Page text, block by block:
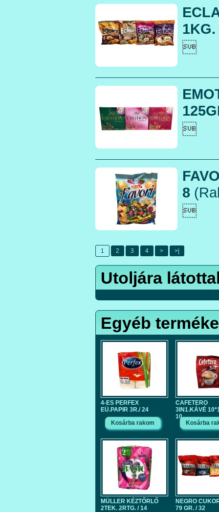
1KG.


8

1 2 3 4 > >|
Utoljára
Egyéb
4-ES PERFEX
EÜ.PAPIR 3R./ 24
CAFETERO
3IN1.KÁVÉ
10
MÜLLER KÉZTŐRLŐ
2TEK. 2RTG. / 14
NEGRO
79 GR. / 32